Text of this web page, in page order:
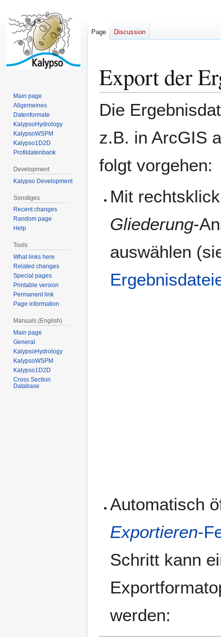
to
navigation
to
Export der
Die
z.B. in ArcGIS
folgt vorgehen:
Mit
Gliederung-
auswählen
Automatisch
Exportieren-
Schritt kann
werden:
Page Discussion
Main page
Allgemeines
Datenformate
KalypsoHydrology
KalypsoWSPM
Kalypso1D2D
Profildatenbank
Development
Kalypso Development
Sonstiges
Recent changes
Random page
Help
Tools
What links here
Related changes
Special pages
Printable version
Permanent link
Page information
Manuals (English)
Main page
General
KalypsoHydrology
KalypsoWSPM
Kalypso1D2D
Cross Section
Database